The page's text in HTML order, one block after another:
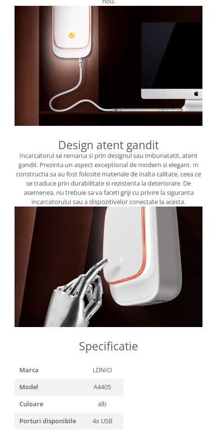
Design atent gandit
Incarcatorul se remarca si prin designul sau imbunatatit, atent
gandit. Prezinta un aspect exceptional de modern si elegant. In
constructia sa au fost folosite materiale de inalta calitate, ceea ce
se traduce prin durabilitate si rezistenta la deteriorare. De
asemenea, nu trebuie sa va faceti griji cu privire la siguranta
incarcatorului sau a dispozitivelor conectate la acesta.
Specificatie
Marca
LDNIO
Model
A4405
Culoare
alb
Porturi disponibile
4x USB